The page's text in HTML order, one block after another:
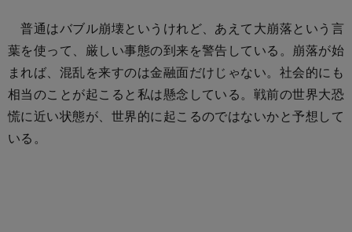
普通はバブル崩壊というけれど、あえて大崩落という言
葉を使って、厳しい事態の到来を警告している。崩落が始
まれば、混乱を来すのは金融面だけじゃない。社会的にも
相当のことが起こると私は懸念している。戦前の世界大恐
慌に近い状態が、世界的に起こるのではないかと予想して
いる。